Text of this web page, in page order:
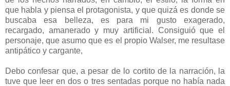
que habla y piensa el protagonista, y que quizá es donde se
buscaba esa belleza, es para mi gusto exagerado,
recargado, amanerado y muy artificial. Consiguió que el
personaje, que asumo que es el propio Walser, me resultase
antipático y cargante,
Debo confesar que, a pesar de lo cortito de la narración, la
tuve que leer en dos o tres sentadas porque no había nada